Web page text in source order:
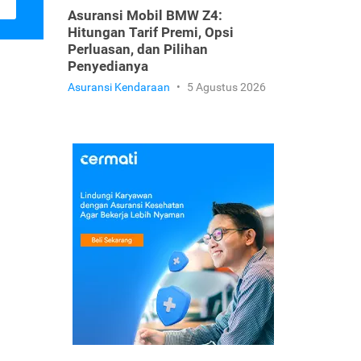
Asuransi Mobil BMW Z4:
Hitungan Tarif Premi, Opsi
Perluasan, dan Pilihan
Penyedianya
Asuransi Kendaraan • 5 Agustus 2026